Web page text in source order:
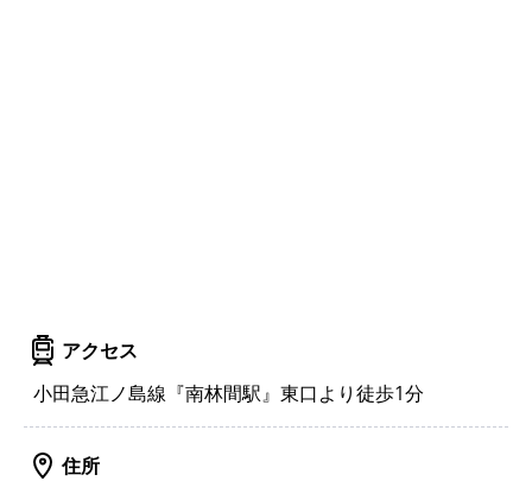
アクセス
小田急江ノ島線『南林間駅』東口より徒歩1分
住所